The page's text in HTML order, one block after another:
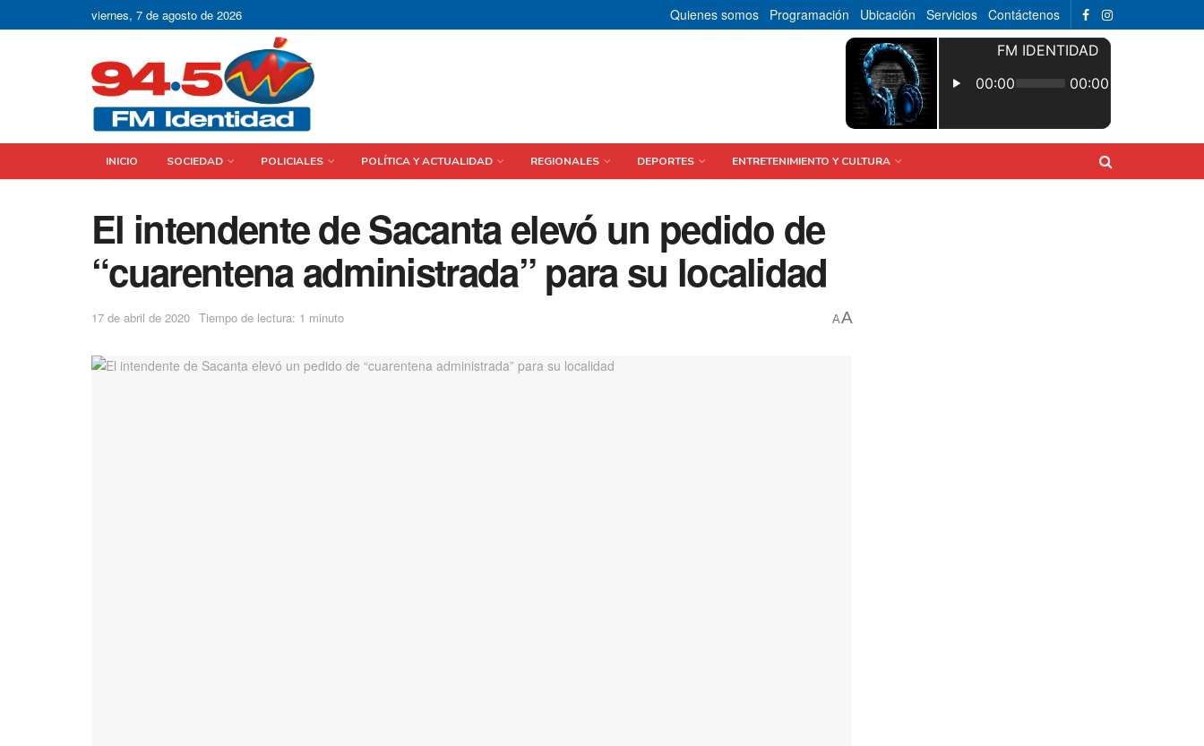
viernes, 7 de agosto de 2026 Quienes somos Programación Ubicación Servicios Contáctenos
INICIO SOCIEDAD POLICIALES POLÍTICA Y ACTUALIDAD REGIONALES DEPORTES ENTRETENIMIENTO Y CULTURA
El intendente de Sacanta elevó un pedido de
“cuarentena administrada” para su localidad
17 de abril de 2020 Tiempo de lectura: 1 minuto AA